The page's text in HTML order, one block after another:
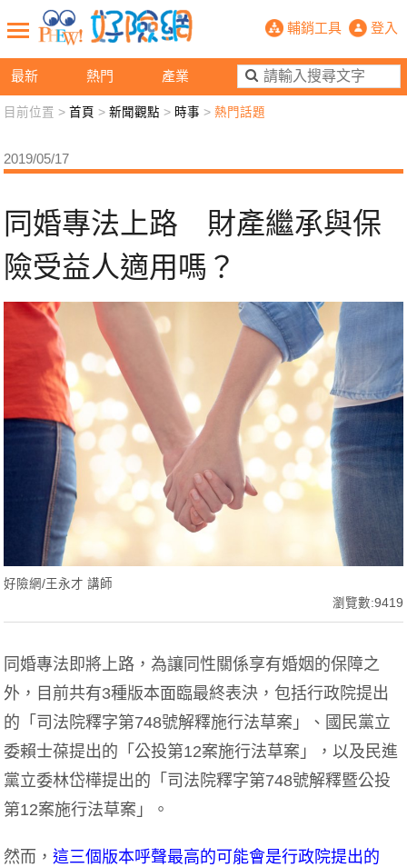
最新 熱門 產業
同婚專法上路 財產繼承與保險受
輔銷工具 登入
新聞觀點 業務交流 好險懂生活
退休先準備 好險學堂 輔銷工具 活動專區
目前位置 >首頁 >新聞觀點 > 時事 >熱門話題
2019/05/17
同婚專法上路 財產繼承與保
險受益人適用嗎？
好險網/王永才 講師
瀏覽數:9419
同婚專法即將上路，為讓同性關係享有婚姻的保障之
外，目前共有3種版本面臨最終表決，包括行政院提出
的「司法院釋字第748號解釋施行法草案」、國民黨立
委賴士葆提出的「公投第12案施行法草案」，以及民進
黨立委林岱樺提出的「司法院釋字第748號解釋暨公投
第12案施行法草案」。
然而，這三個版本呼聲最高的可能會是行政院提出的